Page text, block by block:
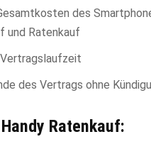
des
und Ratenkauf
des Vertrags ohne
Ratenkauf: